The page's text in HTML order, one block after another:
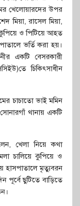
খেলোয়ারদের উপর
মিয়া, রাসেল মিয়া,
ও পিটিয়ে আহত
ভর্তি করা হয়।
একটি বেসরকারী
চিকিৎসাধীন
চাচাতো ভাই মমিন
থানায় একটি
খেলা নিয়ে কথা
চালিয়ে কুপিয়ে ও
হাসপাতালে মৃত্যুবরন
পূর্বে ছুটিতে বাড়িতে